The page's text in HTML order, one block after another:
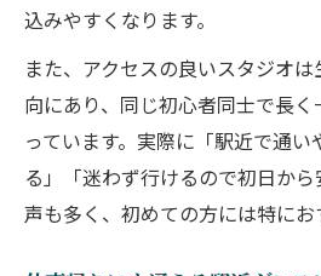
込みやすくなります。
また、アクセスの良いスタジオ
向にあり、同じ初心者同士で長
っています。実際に「駅近で通
る」「迷わず行けるので初日か
声も多く、初めての方には特にお